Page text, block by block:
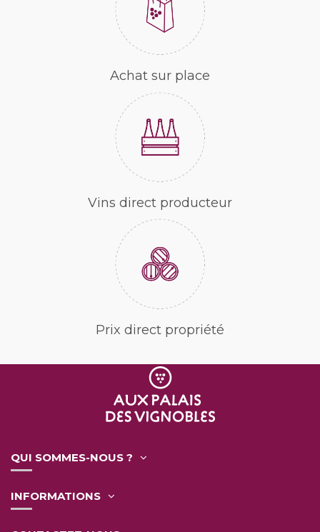
Achat sur place
Vins direct producteur
Prix direct propriété
QUI SOMMES-NOUS ?
INFORMATIONS